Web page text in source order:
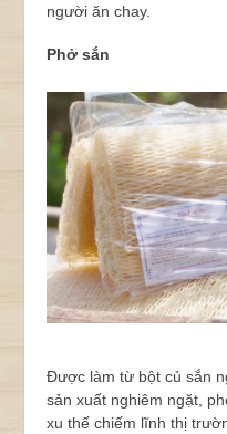
người ăn chay.
Phở sắn
Được làm từ bột củ sắn
sản xuất nghiêm ngặt,
xu thế chiếm lĩnh thị